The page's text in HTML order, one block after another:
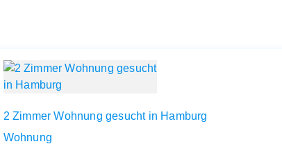
2 Zimmer Wohnung gesucht in Hamburg
Wohnung